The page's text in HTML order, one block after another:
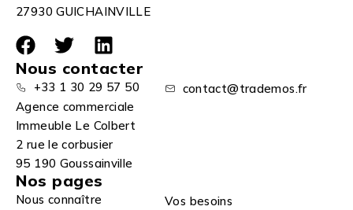
27930 GUICHAINVILLE
Nous contacter
+33 1 30 29 57 50
contact@trademos.fr
Agence commerciale
Immeuble Le Colbert
2 rue le corbusier
95 190 Goussainville
Nos pages
Nous connaître
Vos besoins